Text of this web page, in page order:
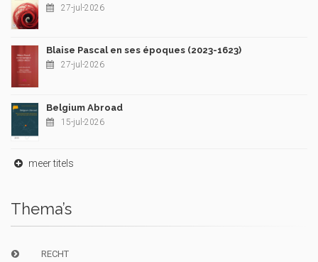
27-jul-2026
Blaise Pascal en ses époques (2023-1623)
27-jul-2026
Belgium Abroad
15-jul-2026
meer titels
Thema’s
RECHT